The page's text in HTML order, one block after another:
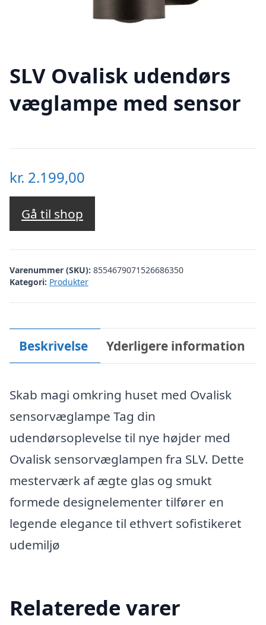
SLV Ovalisk udendørs
væglampe med sensor
kr. 2.199,00
Gå til shop
Varenummer (SKU): 8554679071526686350
Kategori: Produkter
Beskrivelse Yderligere information
Skab magi omkring huset med Ovalisk
sensorvæglampe Tag din
udendørsoplevelse til nye højder med
Ovalisk sensorvæglampen fra SLV. Dette
mesterværk af ægte glas og smukt
formede designelementer tilfører en
legende elegance til ethvert sofistikeret
udemiljø
Relaterede varer